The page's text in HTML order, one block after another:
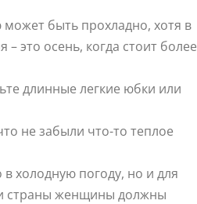
быть прохладно, хотя в
это осень, когда стоит более
длинные легкие юбки или
не забыли что-то теплое
холодную погоду, но и для
страны женщины должны